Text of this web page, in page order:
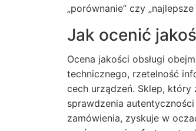
„porównanie” czy
Jak ocenić
Ocena jakości obsługi
technicznego, rzetelność
cech urządzeń. Sklep, który
sprawdzenia
zamówienia, zyskuje w